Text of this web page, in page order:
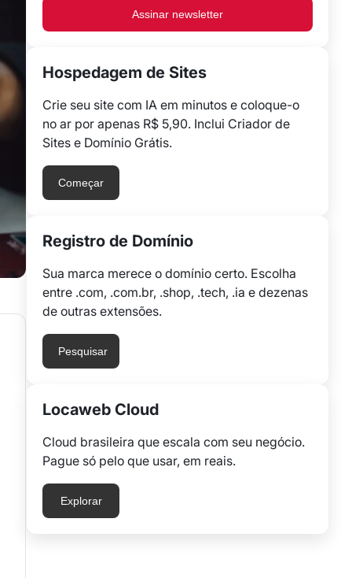
Assinar newsletter
Hospedagem de Sites
Crie seu site com IA em minutos e coloque-o
no ar por apenas R$ 5,90. Inclui Criador de
Sites e Domínio Grátis.
Começar
Registro de Domínio
Sua marca merece o domínio certo. Escolha
entre .com, .com.br, .shop, .tech, .ia e dezenas
de outras extensões.
Pesquisar
Locaweb Cloud
Cloud brasileira que escala com seu negócio.
Pague só pelo que usar, em reais.
Explorar